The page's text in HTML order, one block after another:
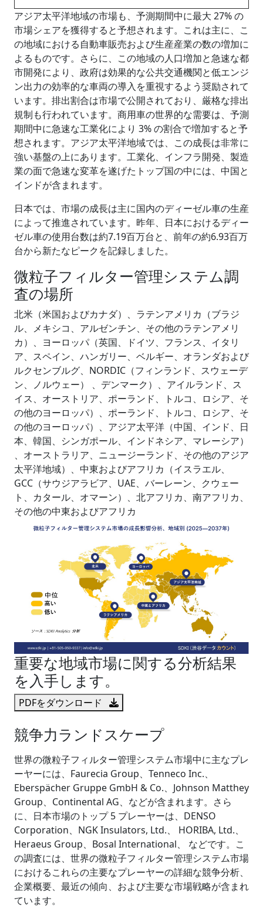
アジア太平洋地域の市場も、予測期間中に最大 27% の
市場シェアを獲得すると予想されます。これは主に、こ
の地域における自動車販売および生産産業の数の増加に
よるものです。さらに、この地域の人口増加と急速な都
市開発により、政府は効果的な公共交通機関と低エンジ
ン出力の効率的な車両の導入を重視するよう奨励されて
います。排出割合は市場で公開されており、厳格な排出
規制も行われています。商用車の世界的な需要は、予測
期間中に急速な工業化により 3% の割合で増加すると予
想されます。アジア太平洋地域では、この成長は非常に
強い基盤の上にあります。工業化、インフラ開発、製造
業の面で急速な変革を遂げたトップ国の中には、中国と
インドが含まれます。
日本では、市場の成長は主に国内のディーゼル車の生産
によって推進されています。昨年、日本におけるディー
ゼル車の使用台数は約7.19百万台と、前年の約6.93百万
台から新たなピークを記録しました。
微粒子フィルター管理システム調
査の場所
北米（米国およびカナダ）、ラテンアメリカ（ブラジ
ル、メキシコ、アルゼンチン、その他のラテンアメリ
カ）、ヨーロッパ（英国、ドイツ、フランス、イタリ
ア、スペイン、ハンガリー、ベルギー、オランダおよび
ルクセンブルグ、NORDIC（フィンランド、スウェーデ
ン、ノルウェー） 、デンマーク）、アイルランド、ス
イス、オーストリア、ポーランド、トルコ、ロシア、そ
の他のヨーロッパ）、ポーランド、トルコ、ロシア、そ
の他のヨーロッパ）、アジア太平洋（中国、インド、日
本、韓国、シンガポール、インドネシア、マレーシア）
、オーストラリア、ニュージーランド、その他のアジア
太平洋地域）、中東およびアフリカ（イスラエル、
GCC（サウジアラビア、UAE、バーレーン、クウェー
ト、カタール、オマーン）、北アフリカ、南アフリカ、
その他の中東およびアフリカ
重要な地域市場に関する分析結果
を入手します。
PDFをダウンロード
競争力ランドスケープ
世界の微粒子フィルター管理システム市場中に主なプレ
ーヤーには、Faurecia Group、Tenneco Inc.、
Eberspächer Gruppe GmbH & Co.、Johnson Matthey
Group、Continental AG、などが含まれます。さら
に、日本市場のトップ 5 プレーヤーは、DENSO
Corporation、NGK Insulators, Ltd.、 HORIBA, Ltd.、
Heraeus Group、Bosal International、 などです。こ
の調査には、世界の微粒子フィルター管理システム市場
におけるこれらの主要なプレーヤーの詳細な競争分析、
企業概要、最近の傾向、および主要な市場戦略が含まれ
ています。